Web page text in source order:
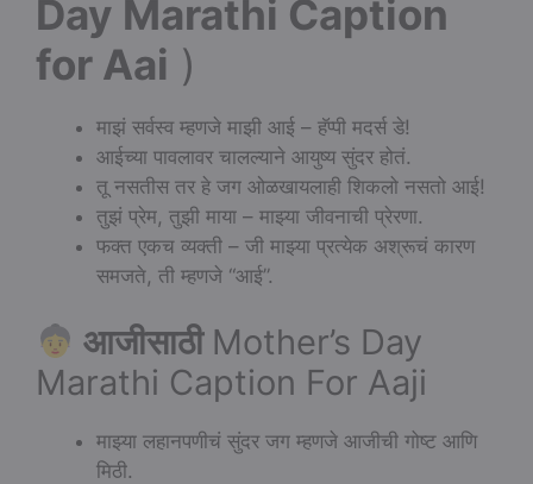
Day Marathi Caption
for Aai )
माझं सर्वस्व म्हणजे माझी आई – हॅप्पी मदर्स डे!
आईच्या पावलावर चालल्याने आयुष्य सुंदर होतं.
तू नसतीस तर हे जग ओळखायलाही शिकलो नसतो आई!
तुझं प्रेम, तुझी माया – माझ्या जीवनाची प्रेरणा.
फक्त एकच व्यक्ती – जी माझ्या प्रत्येक अश्रूचं कारण
समजते, ती म्हणजे “आई”.
आजीसाठी Mother’s Day
Marathi Caption For Aaji
माझ्या लहानपणीचं सुंदर जग म्हणजे आजीची गोष्ट आणि
मिठी.